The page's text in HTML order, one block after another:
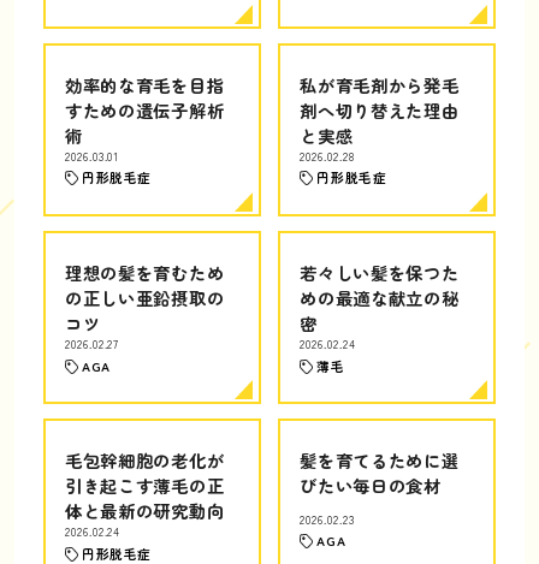
効率的な育毛を目指
すための遺伝子解析
術
2026.03.01
円形脱毛症
私が育毛剤から発毛
剤へ切り替えた理由
と実感
2026.02.28
円形脱毛症
理想の髪を育むため
の正しい亜鉛摂取の
コツ
2026.02.27
AGA
若々しい髪を保つた
めの最適な献立の秘
密
2026.02.24
薄毛
毛包幹細胞の老化が
引き起こす薄毛の正
体と最新の研究動向
2026.02.24
円形脱毛症
髪を育てるために選
びたい毎日の食材
2026.02.23
AGA